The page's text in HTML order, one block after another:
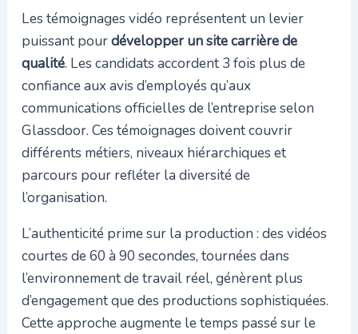
Les témoignages vidéo représentent un levier
puissant pourdévelopper un site carrière de
qualité. Les candidats accordent 3 fois plus de
confiance aux avis d’employés qu’aux
communications officielles de l’entreprise selon
Glassdoor. Ces témoignages doivent couvrir
différents métiers, niveaux hiérarchiques et
parcours pour refléter la diversité de
l’organisation.
L’authenticité prime sur la production : des vidéos
courtes de 60 à 90 secondes, tournées dans
l’environnement de travail réel, génèrent plus
d’engagement que des productions sophistiquées.
Cette approche augmente le temps passé sur le